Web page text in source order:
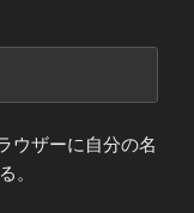
ウザーに自分の名
。